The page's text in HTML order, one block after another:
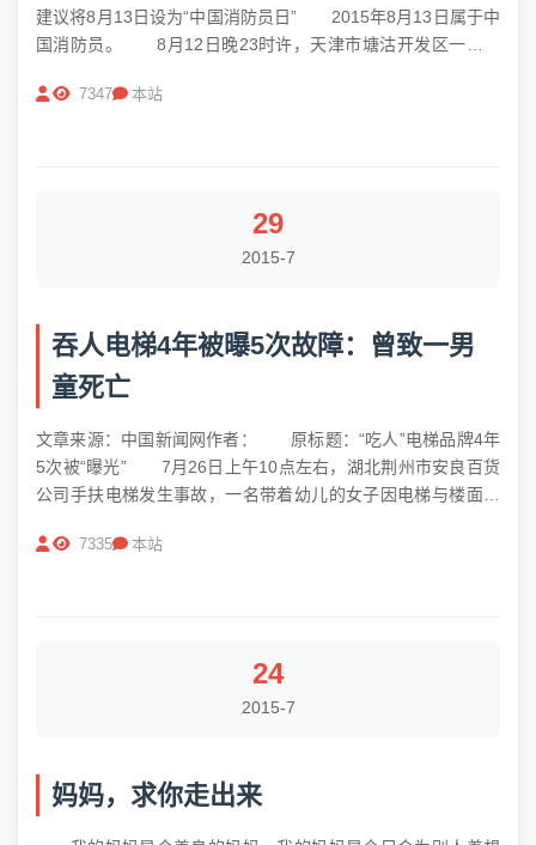
建议将8月13日设为“中国消防员日” 2015年8月13日属于中
国消防员。 8月12日晚23时许，天津市塘沽开发区一危险
生的23时34分06秒，震级ML约2.3级，相当于3吨TNT。...
7347 本站
29
2015-7
吞人电梯4年被曝5次故障：曾致一男
童死亡
文章来源：中国新闻网作者： 原标题：“吃人”电梯品牌4年
5次被“曝光” 7月26日上午10点左右，湖北荆州市安良百货
公司手扶电梯发生事故，一名带着幼儿的女子因电梯与楼面连
人救下孩子。救援人员将其救出时，这名女子已经身亡。昨天
7335 本站
24
2015-7
妈妈，求你走出来